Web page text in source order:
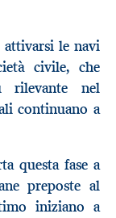
le navi
civile, che
rilevante nel
continuano a
questa fase a
preposte al
iniziano a